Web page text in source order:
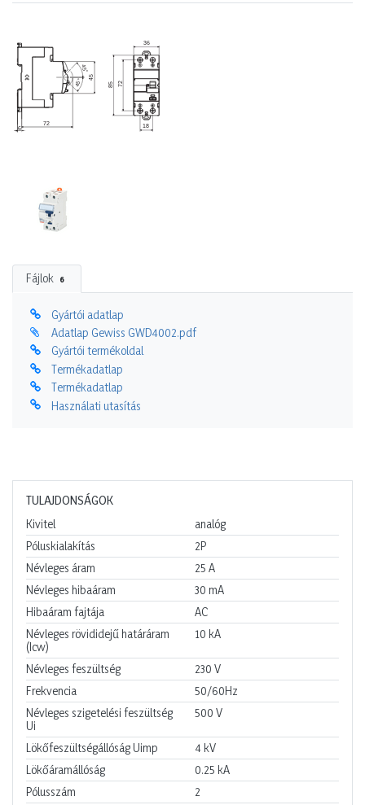
Fájlok 6
Gyártói adatlap
Adatlap Gewiss GWD4002.pdf
Gyártói termékoldal
Termékadatlap
Termékadatlap
Használati utasítás
TULAJDONSÁGOK
Kivitel
analóg
Póluskialakítás
2P
Névleges áram
25 A
Névleges hibaáram
30 mA
Hibaáram fajtája
AC
Névleges rövididejű határáram
(Icw)
10 kA
Névleges feszültség 230 V
Frekvencia
50/60Hz
Névleges szigetelési feszültség
Ui
500 V
Lökőfeszültségállóság Uimp 4 kV
Lökőáramállóság
0.25 kA
Pólusszám
2